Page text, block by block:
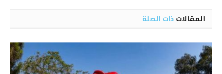
المقالات ذات الصلة